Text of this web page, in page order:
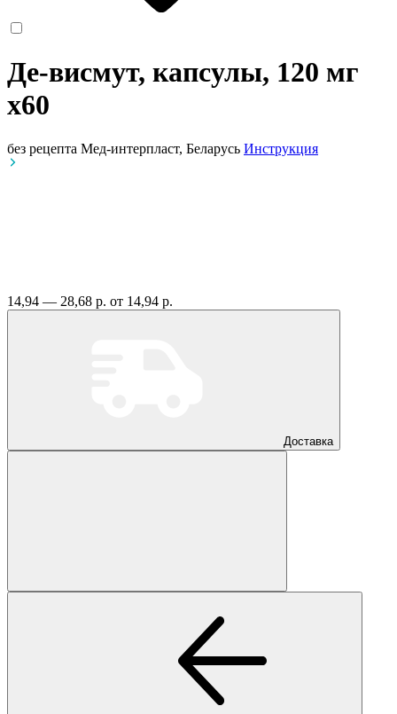
Де-висмут, капсулы, 120 мг
x60
без рецепта Мед-интерпласт, Беларусь Инструкция
14,94 — 28,68 р. от 14,94 р.
Доставка